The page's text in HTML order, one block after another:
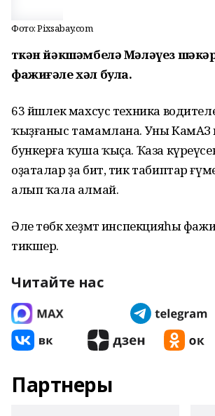
Фото: Pixsabay.com
Үткән йәкшәмбелә Мәләүез
фажиғәле хәл була.
63 йәшлек махсус техника
ҡыҙғаныс тамамлана. Уны КамАЗ
бункерға ҡуша ҡыҫа. Ҡаза
оҙаталар ҙа бит, тик табиптар
алып ҡала алмай.
Әле төбәк хеҙмәт инспекцияһы
тикшерә.
Читайте нас
Партнеры